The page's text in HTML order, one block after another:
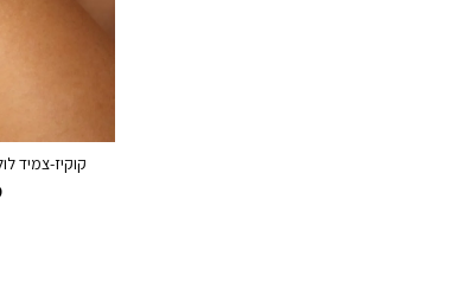
קוקיז-צמיד